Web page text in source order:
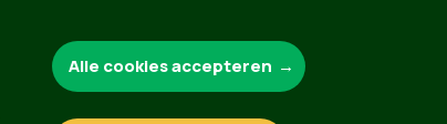
Alle cookies accepteren